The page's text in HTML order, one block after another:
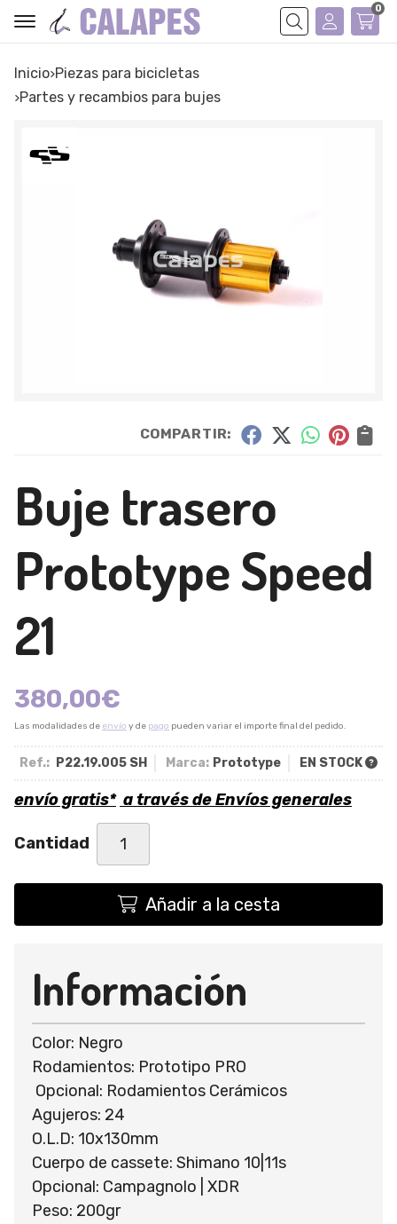
Buscar
0
Inicio
piezas para bicicletas
partes y recambios para bujes
COMPARTIR:
Buje trasero
Prototype Speed
21
380,00€
Las modalidades de envío y de pago pueden variar el importe final del pedido.
Ref.: P22.19.005 SH Marca: Prototype EN STOCK
envío gratis* a través deEnvíos generales
Cantidad
Añadir a la cesta
Información
Color: Negro
Rodamientos: Prototipo PRO
Opcional: Rodamientos Cerámicos
Agujeros: 24
O.L.D: 10x130mm
Cuerpo de cassete: Shimano 10|11s
Opcional: Campagnolo | XDR
Peso: 200gr